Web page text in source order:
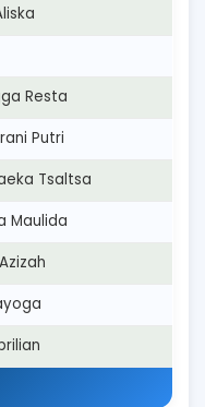
Resta
Putri
Tsaltsa
Maulida